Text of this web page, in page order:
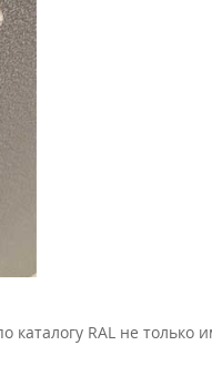
RAL не только